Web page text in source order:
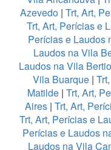
Azevedo| Trt, Art,
Trt, Art, Perícias e
Perícias e Laudos
Laudos na Vila
Laudos na Vila
Vila Buarque|
Matilde| Trt, Art,
Aires | Trt, Art,
Trt, Art, Perícias e
Perícias e Laudos
Laudos na Vila